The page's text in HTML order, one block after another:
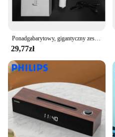
Ponadgabarytowy, gigantyczny zestaw słuchawkowy Bluetooth do AirPods Pro Model bezprzewodowy Bluetooth Audio prezent na prezent na prezent czerwony Soundbar z gorącą siatką
29,77zł